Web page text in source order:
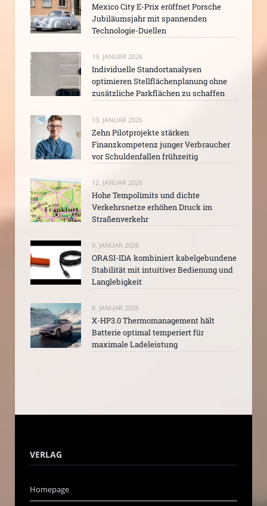
Mexico City E-Prix eröffnet Porsche
Jubiläumsjahr mit spannenden
Technologie-Duellen
19. JANUAR 2026
Individuelle Standortanalysen
optimieren Stellflächenplanung ohne
zusätzliche Parkflächen zu schaffen
13. JANUAR 2026
Zehn Pilotprojekte stärken
Finanzkompetenz junger Verbraucher
vor Schuldenfallen frühzeitig
12. JANUAR 2026
Hohe Tempolimits und dichte
Verkehrsnetze erhöhen Druck im
Straßenverkehr
9. JANUAR 2026
ORASI-IDA kombiniert kabelgebundene
Stabilität mit intuitiver Bedienung und
Langlebigkeit
8. JANUAR 2026
X-HP3.0 Thermomanagement hält
Batterie optimal temperiert für
maximale Ladeleistung
VERLAG
Homepage